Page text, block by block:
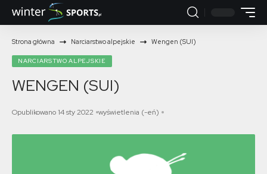
Strona główna Narciarstwo alpejskie Wengen (SUI)
NARCIARSTWO ALPEJSKIE
WENGEN (SUI)
Opublikowano 14 sty 2022 wyświetlenia (-eń)